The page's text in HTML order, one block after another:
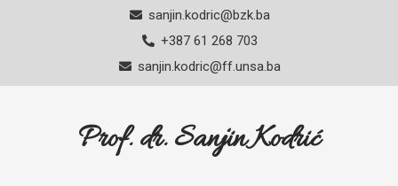
sanjin.kodric@bzk.ba
+387 61 268 703
sanjin.kodric@ff.unsa.ba
Prof. dr. Sanjin Kodrić